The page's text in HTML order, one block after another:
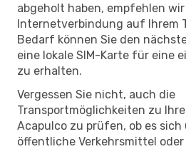
abgeholt haben, empfehlen
Internetverbindung auf Ihrem
Bedarf können Sie den
eine lokale SIM-Karte für eine
zu erhalten.
Vergessen Sie nicht, auch die
Transportmöglichkeiten zu
Acapulco zu prüfen, ob es sich
öffentliche Verkehrsmittel oder